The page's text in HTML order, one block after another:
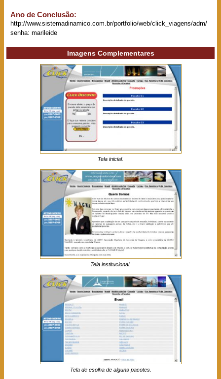
Ano de Conclusão:
http://www.sistemadinamico.com.br/portfolio/web/click_viagens/adm/
senha: marileide
Imagens Complementares
Tela inicial.
Tela institucional.
Tela de esolha de alguns pacotes.